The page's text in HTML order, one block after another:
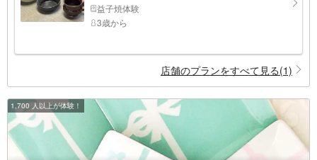
益子焼体験
3歳から
店舗のプランをすべて見る(1)
1,700 人以上が体験！